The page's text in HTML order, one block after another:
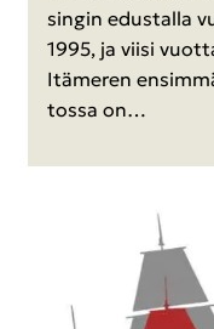
sin­gin edus­tal­la
1995, ja viisi
Itä­me­ren
tos­sa on…